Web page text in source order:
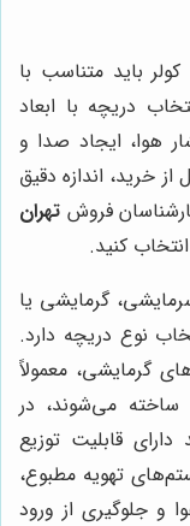
کولر باید متناسب با
دریچه با ابعاد
هوا، ایجاد صدا و
خرید، اندازه دقیق
فروش تهران
کنید.
گرمایشی یا
نوع دریچه دارد.
گرمایشی، معمولاً
ساخته می‌شوند، در
قابلیت توزیع
تهویه مطبوع،
و جلوگیری از ورود